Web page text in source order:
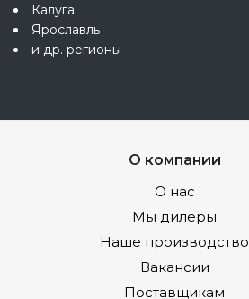
Калуга
Ярославль
и др. регионы
О компании
О нас
Мы дилеры
Наше производство
Вакансии
Поставщикам